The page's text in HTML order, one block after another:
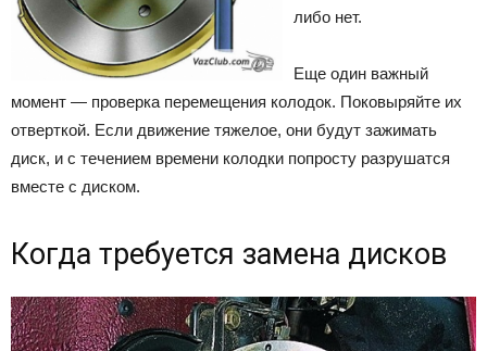
либо нет.
Еще один важный
момент — проверка перемещения колодок. Поковыряйте их
отверткой. Если движение тяжелое, они будут зажимать
диск, и с течением времени колодки попросту разрушатся
вместе с диском.
Когда требуется замена дисков